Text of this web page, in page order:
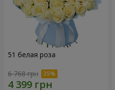
51 белая роза
6 768 грн